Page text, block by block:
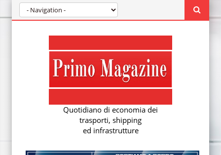
Quotidiano di economia dei
trasporti, shipping
ed infrastrutture